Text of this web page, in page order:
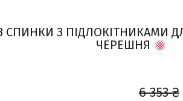
СПИНКИ З ПІДЛОКІТНИКАМИ
ЧЕРЕШНЯ
6 353 ₴